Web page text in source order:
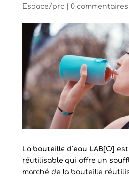
Espace/pro| 0 commentaires
La bouteille d’eau LAB[O]
réutilisable qui offre un
marché de la bouteille